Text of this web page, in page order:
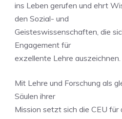
ins Leben gerufen und ehrt
den Sozial- und
Geisteswissenschaften, die
Engagement für
exzellente Lehre auszeichnen.
Mit Lehre und Forschung als
Säulen ihrer
Mission setzt sich die CEU